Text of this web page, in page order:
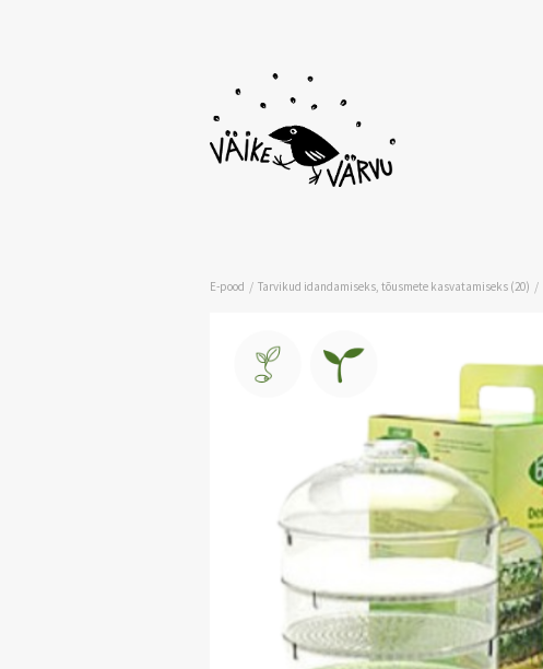
E-pood / Tarvikud idandamiseks, tõusmete kasvatamiseks (20) /